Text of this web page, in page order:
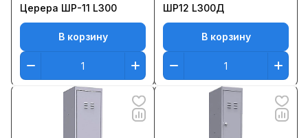
Церера ШР-11 L300
В корзину
ШР12 L300Д
В корзину